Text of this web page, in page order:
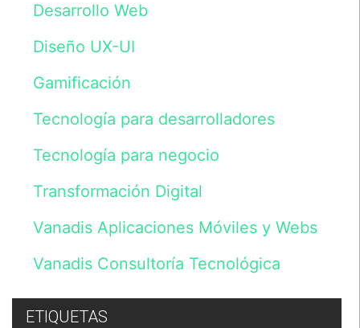
nuestros
datos
incluidos
fichero
responsable
Initiative,
acuerdo
lo
previsto
Desarrollo Web
Diseño UX-UI
Gamificación
Tecnología para desarrolladores
Tecnología para negocio
Transformación Digital
Vanadis Aplicaciones Móviles y Webs
Vanadis Consultoría Tecnológica
ETIQUETAS